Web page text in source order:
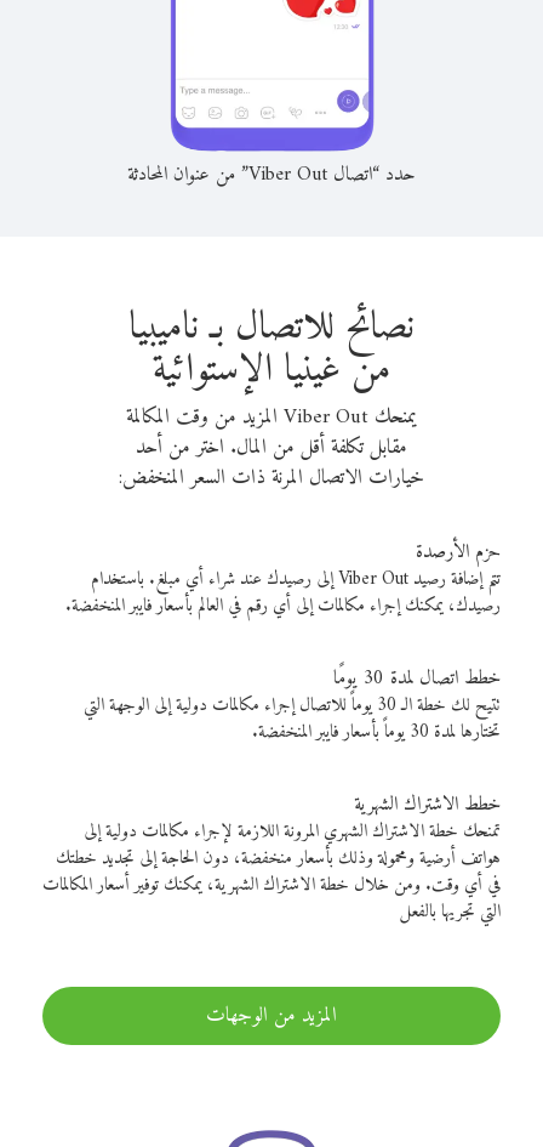
حدد “اتصال Viber Out” من عنوان المحادثة
نصائح للاتصال بـ ناميبيا
من غينيا الإستوائية
يمنحك Viber Out المزيد من وقت المكالمة
مقابل تكلفة أقل من المال. اختر من أحد
خيارات الاتصال المرنة ذات السعر المنخفض:
حزم الأرصدة
تتم إضافة رصيد Viber Out إلى رصيدك عند شراء أي مبلغ. باستخدام
رصيدك، يمكنك إجراء مكالمات إلى أي رقم في العالم بأسعار فايبر المنخفضة.
خطط اتصال لمدة 30 يومًا
تتيح لك خطة الـ 30 يوماً للاتصال إجراء مكالمات دولية إلى الوجهة التي
تختارها لمدة 30 يوماً بأسعار فايبر المنخفضة.
خطط الاشتراك الشهرية
تمنحك خطة الاشتراك الشهري المرونة اللازمة لإجراء مكالمات دولية إلى
هواتف أرضية ومحمولة وذلك بأسعار منخفضة، دون الحاجة إلى تجديد خطتك
في أي وقت. ومن خلال خطة الاشتراك الشهرية، يمكنك توفير أسعار المكالمات
التي تجريها بالفعل
المزيد من الوجهات